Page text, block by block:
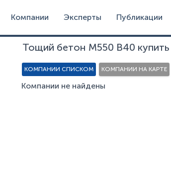
Компании Эксперты Публикации
Тощий бетон М550 В40 купить
КОМПАНИИ СПИСКОМ КОМПАНИИ НА КАРТЕ
Компании не найдены